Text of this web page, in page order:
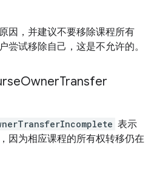
因，并建议不要移除课程所有
尝试移除自己，这是不允许的。
OwnerTransfer
表示
因为相应课程的所有权转移仍在